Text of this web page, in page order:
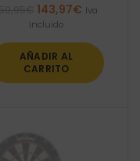
El
precio
era:
159,95€.
143,97€El
es:
143,97€.
Iva
incluido
AÑADIR AL
CARRITO